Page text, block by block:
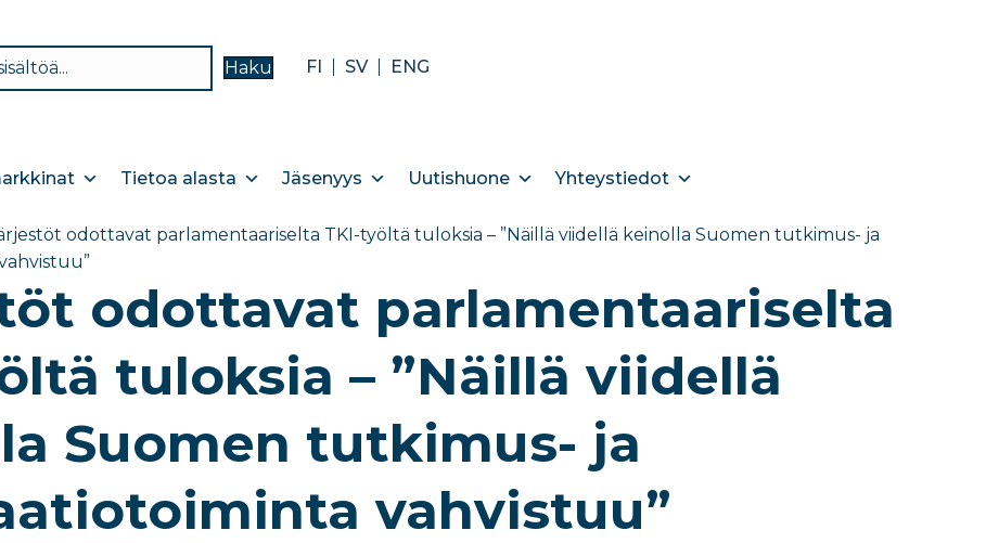
Haku FI SV ENG
Tietoa alasta Jäsenyys Uutishuone Yhteystiedot
odottavat parlamentaariselta TKI-työltä tuloksia – ”Näillä viidellä keinolla Suomen tutkimus- ja
odottavat parlamentaariselta
tuloksia – ”Näillä viidellä
Suomen tutkimus- ja
vahvistuu”